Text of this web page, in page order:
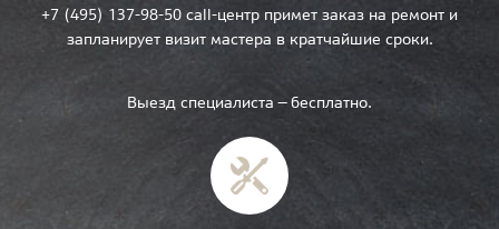
+7 (495) 137-98-50 call-центр примет заказ на ремонт и
запланирует визит мастера в кратчайшие сроки.
Выезд специалиста — бесплатно.